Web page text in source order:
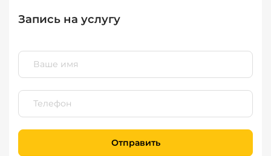
Запись на услугу
Отправить